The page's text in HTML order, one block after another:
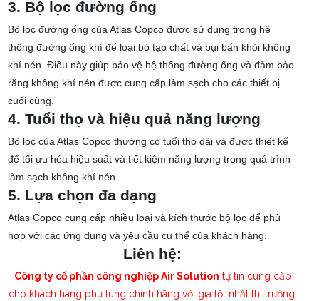
3. Bộ lọc đường ống
Bộ lọc đường ống của Atlas Copco được sử dụng trong hệ
thống đường ống khí để loại bỏ tạp chất và bụi bẩn khỏi không
khí nén. Điều này giúp bảo vệ hệ thống đường ống và đảm bảo
rằng không khí nén được cung cấp làm sạch cho các thiết bị
cuối cùng.
4. Tuổi thọ và hiệu quả năng lượng
Bộ lọc của Atlas Copco thường có tuổi thọ dài và được thiết kế
để tối ưu hóa hiệu suất và tiết kiệm năng lượng trong quá trình
làm sạch không khí nén.
5. Lựa chọn đa dạng
Atlas Copco cung cấp nhiều loại và kích thước bộ lọc để phù
hợp với các ứng dụng và yêu cầu cụ thể của khách hàng.
Liên hệ:
Công ty cổ phần công nghiệp Air Solution tự tin cung cấp
cho khách hàng phụ tùng chính hãng với giá tốt nhất thị trường.
Nguyễn Nữ Chi Maiđã mua sản phẩmThanh thép k-20